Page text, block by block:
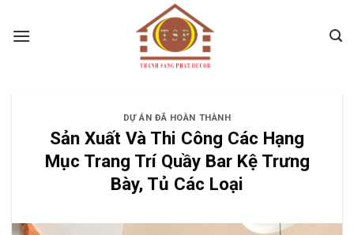
DỰ ÁN ĐÃ HOÀN THÀNH
Sản Xuất Và Thi Công Các Hạng
Mục Trang Trí Quầy Bar Kệ Trưng
Bày, Tủ Các Loại